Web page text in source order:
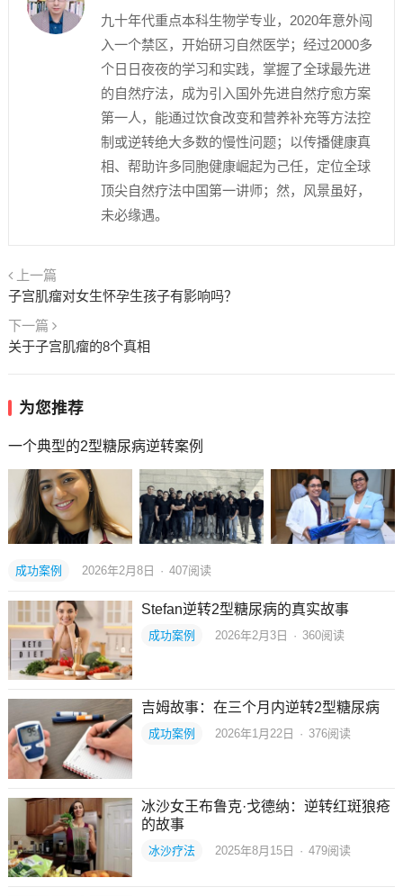
九十年代重点本科生物学专业，2020年意外闯
入一个禁区，开始研习自然医学；经过2000多
个日日夜夜的学习和实践，掌握了全球最先进
的自然疗法，成为引入国外先进自然疗愈方案
第一人，能通过饮食改变和营养补充等方法控
制或逆转绝大多数的慢性问题；以传播健康真
相、帮助许多同胞健康崛起为己任，定位全球
顶尖自然疗法中国第一讲师；然，风景虽好，
未必缘遇。
上一篇
子宫肌瘤对女生怀孕生孩子有影响吗？
下一篇
关于子宫肌瘤的8个真相
为您推荐
一个典型的2型糖尿病逆转案例
成功案例 2026年2月8日 · 407阅读
Stefan逆转2型糖尿病的真实故事
成功案例 2026年2月3日 · 360阅读
吉姆故事：在三个月内逆转2型糖尿病
成功案例 2026年1月22日 · 376阅读
冰沙女王布鲁克·戈德纳：逆转红斑狼疮
的故事
冰沙疗法 2025年8月15日 · 479阅读